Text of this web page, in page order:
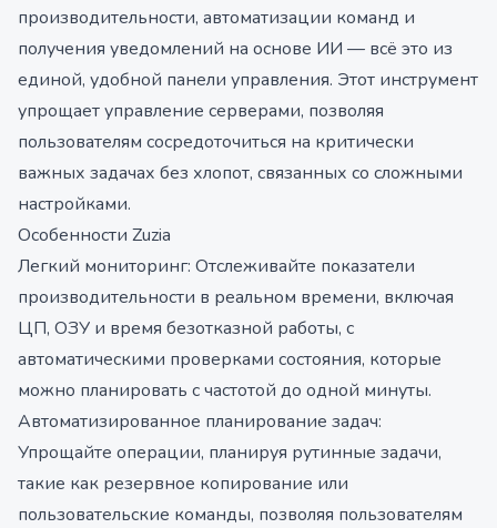
производительности, автоматизации команд и
получения уведомлений на основе ИИ — всё это из
единой, удобной панели управления. Этот инструмент
упрощает управление серверами, позволяя
пользователям сосредоточиться на критически
важных задачах без хлопот, связанных со сложными
настройками.
Особенности Zuzia
Легкий мониторинг: Отслеживайте показатели
производительности в реальном времени, включая
ЦП, ОЗУ и время безотказной работы, с
автоматическими проверками состояния, которые
можно планировать с частотой до одной минуты.
Автоматизированное планирование задач:
Упрощайте операции, планируя рутинные задачи,
такие как резервное копирование или
пользовательские команды, позволяя пользователям